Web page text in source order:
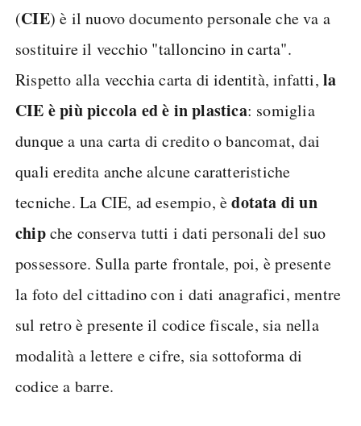
(CIE) è il nuovo documento personale che va a
sostituire il vecchio "talloncino in carta".
Rispetto alla vecchia carta di identità, infatti,la
CIE è più piccola ed è in plastica: somiglia
dunque a una carta di credito o bancomat, dai
quali eredita anche alcune caratteristiche
tecniche. La CIE, ad esempio, èdotata di un
chipche conserva tutti i dati personali del suo
possessore. Sulla parte frontale, poi, è presente
la foto del cittadino con i dati anagrafici, mentre
sul retro è presente il codice fiscale, sia nella
modalità a lettere e cifre, sia sottoforma di
codice a barre.